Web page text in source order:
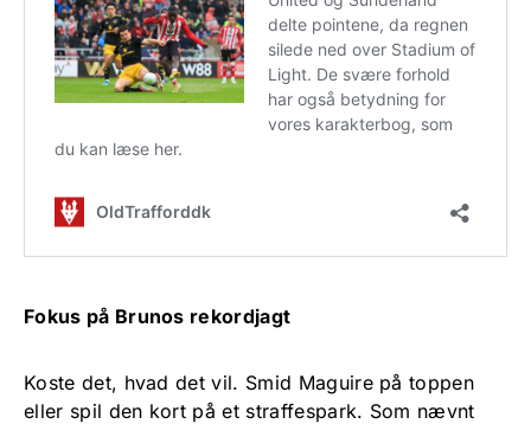
Fokus på Brunos rekordjagt
Koste det, hvad det vil. Smid Maguire på toppen
eller spil den kort på et straffespark. Som nævnt